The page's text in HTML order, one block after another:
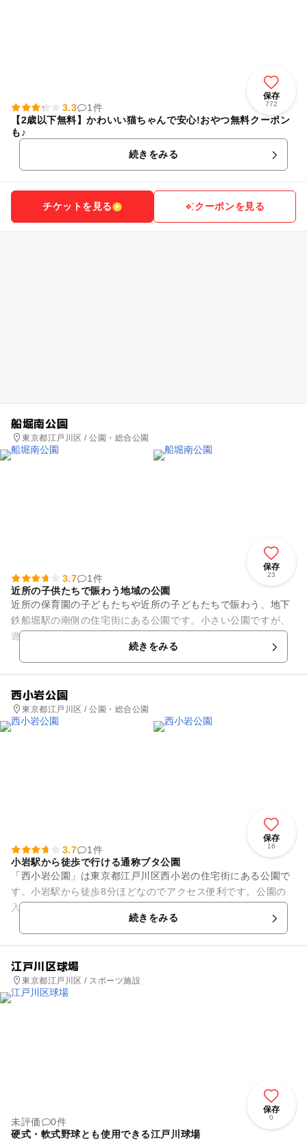
保存
772
3.3
1件
【2歳以下無料】かわいい猫ちゃんで安心!おやつ無料クーポン
も♪
続きをみる
チケットを見る クーポンを見る
船堀南公園
東京都江戸川区 / 公園・総合公園
保存
23
3.7
1件
近所の子供たちで賑わう地域の公園
近所の保育園の子どもたちや近所の子どもたちで賑わう、地下
鉄船堀駅の南側の住宅街にある公園です。小さい公園ですが、
遊具はたくさんあります。滑り台、ブランコ、砂場、他にＳＬ
の形をした遊具、トンネル型...続きをみる
西小岩公園
東京都江戸川区 / 公園・総合公園
保存
16
3.7
1件
小岩駅から徒歩で行ける通称ブタ公園
「西小岩公園」は東京都江戸川区西小岩の住宅街にある公園で
す。小岩駅から徒歩8分ほどなのでアクセス便利です。公園の
入り口にはトイレと、飲料水の自動販売機があります。住宅街
の公園としては大きく、遊具...続きをみる
江戸川区球場
東京都江戸川区 / スポーツ施設
保存
0
未評価
0件
硬式・軟式野球とも使用できる江戸川球場